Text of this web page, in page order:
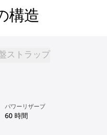
構造
ストラップ
パワーリザーブ
60 時間